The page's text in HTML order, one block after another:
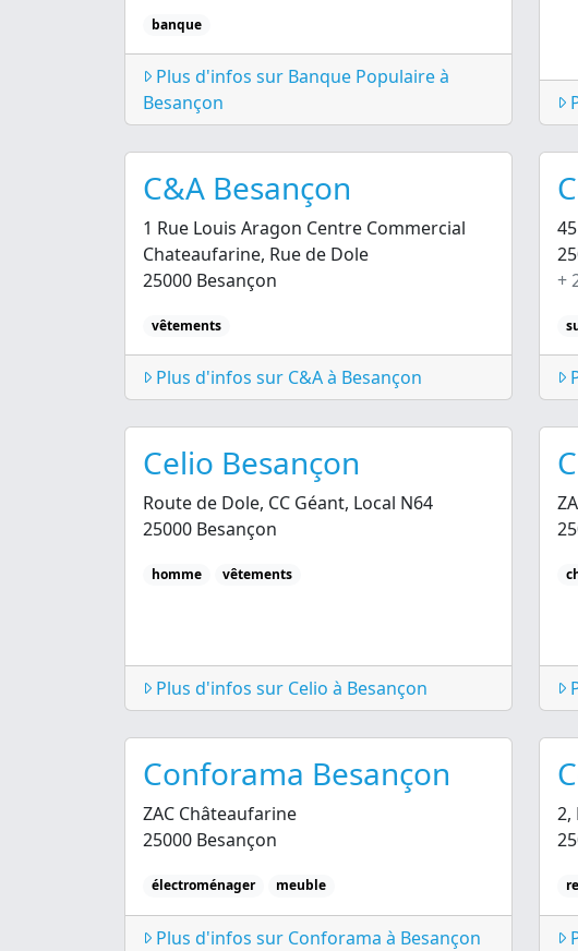
banque
Plus d'infos sur Banque Populaire à
Besançon
C&A Besançon
1 Rue Louis Aragon Centre Commercial
Chateaufarine, Rue de Dole
25000 Besançon
vêtements
Plus d'infos sur C&A à Besançon
+
Celio Besançon
Route de Dole, CC Géant, Local N64
25000 Besançon
homme vêtements
Plus d'infos sur Celio à Besançon
Conforama Besançon
ZAC Châteaufarine
25000 Besançon
électroménager meuble
Plus d'infos sur Conforama à Besançon
2,